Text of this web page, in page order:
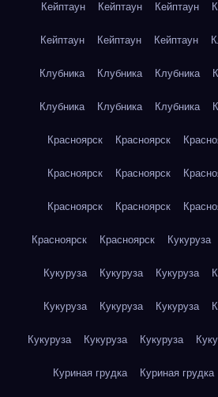
Кейптаун Кейптаун Кейптаун
Кейптаун Кейптаун Кейптаун
Клубника Клубника Клубника
Клубника Клубника Клубника
Красноярск Красноярск
Красноярск Красноярск
Красноярск Красноярск
Красноярск Красноярск Кукуруза
Кукуруза Кукуруза Кукуруза
Кукуруза Кукуруза Кукуруза
Кукуруза Кукуруза Кукуруза
Куриная грудка Куриная грудка